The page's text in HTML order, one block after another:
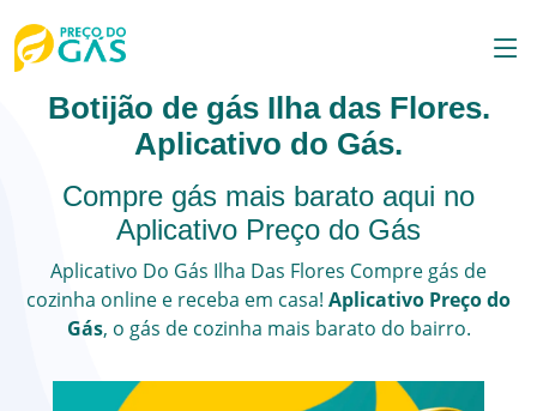
Botijão de gás Ilha das Flores.
Aplicativo do Gás.
Compre gás mais barato aqui no
Aplicativo Preço do Gás
Aplicativo Do Gás Ilha Das Flores Compre gás de
cozinha online e receba em casa! Aplicativo Preço do
Gás, o gás de cozinha mais barato do bairro.